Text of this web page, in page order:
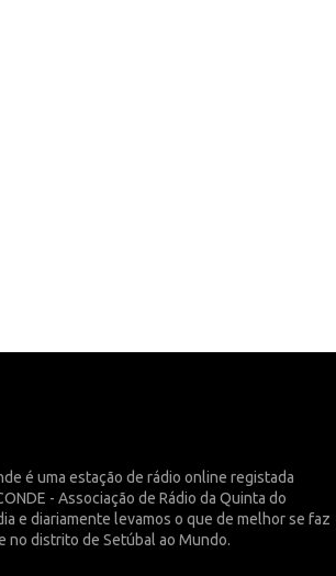
é uma estação de rádio online registada
- Associação de Rádio da Quinta do
e diariamente levamos o que de melhor se faz
no distrito de Setúbal ao Mundo.